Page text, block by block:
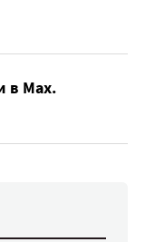
в Max.